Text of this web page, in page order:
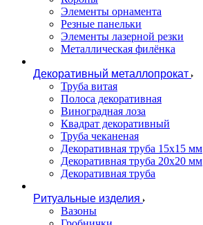
Элементы орнамента
Резные панельки
Элементы лазерной резки
Металлическая филёнка
Декоративный металлопрокат
Труба витая
Полоса декоративная
Виноградная лоза
Квадрат декоративный
Труба чеканеная
Декоративная труба 15х15 мм
Декоративная труба 20х20 мм
Декоративная труба
Ритуальные изделия
Вазоны